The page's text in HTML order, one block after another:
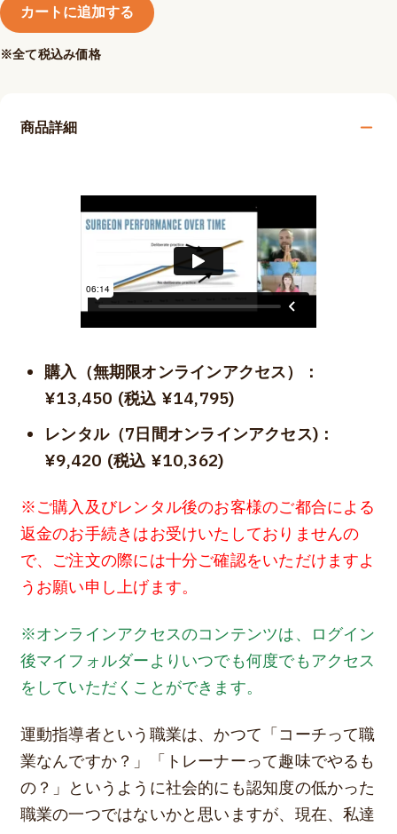
カートに追加する
※全て税込み価格
商品詳細
購入（無期限オンラインアクセス）：
¥13,450 (税込 ¥14,795)
レンタル（7日間オンラインアクセス)：
¥9,420 (税込 ¥10,362)
※ご購入及びレンタル後のお客様のご都合による
返金のお手続きはお受けいたしておりませんの
で、ご注文の際には十分ご確認をいただけますよ
うお願い申し上げます。
※オンラインアクセスのコンテンツは、ログイン
後マイフォルダーよりいつでも何度でもアクセス
をしていただくことができます。
運動指導者という職業は、かつて「コーチって職
業なんですか？」「トレーナーって趣味でやるも
の？」というように社会的にも認知度の低かった
職業の一つではないかと思いますが、現在、私達